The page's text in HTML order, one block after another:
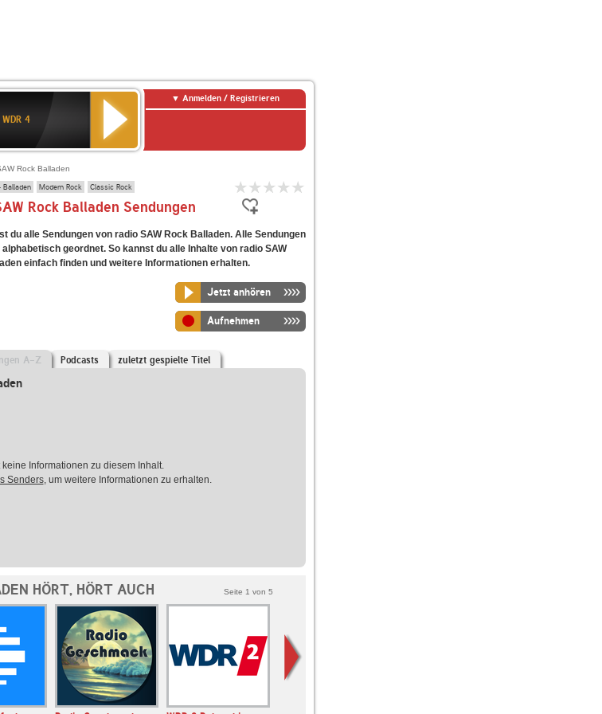
WDR 4
Anmelden / Registrieren
Rock Balladen
Balladen Modern Rock Classic Rock
Rock Balladen Sendungen
du alle Sendungen von radio SAW Rock Balladen. Alle Sendungen
geordnet. So kannst du alle Inhalte von radio SAW
einfach finden und weitere Informationen erhalten.
Jetzt anhören
Aufnehmen
A-Z Podcasts zuletzt gespielte Titel
Informationen zu diesem Inhalt.
Senders, um weitere Informationen zu erhalten.
HÖRT, HÖRT AUCH Seite 1 von 5